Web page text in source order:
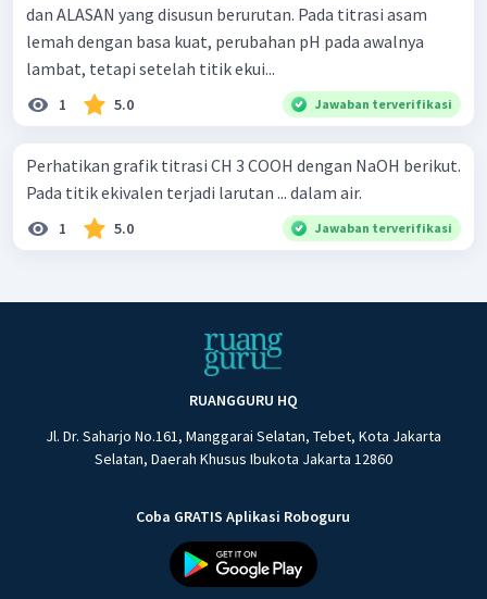
dan ALASAN yang disusun berurutan. Pada titrasi asam
lemah dengan basa kuat, perubahan pH pada awalnya
lambat, tetapi setelah titik ekui...
1 5.0 Jawaban terverifikasi
Perhatikan grafik titrasi CH 3 COOH dengan NaOH berikut.
Pada titik ekivalen terjadi larutan ... dalam air.
1 5.0 Jawaban terverifikasi
RUANGGURU HQ
Jl. Dr. Saharjo No.161, Manggarai Selatan, Tebet, Kota Jakarta
Selatan, Daerah Khusus Ibukota Jakarta 12860
Coba GRATIS Aplikasi Roboguru